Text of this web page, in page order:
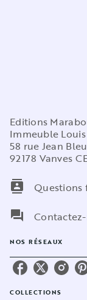
Editions
Immeuble
58 rue Jean
92178 Vanves
contacts
Questions
question_answer
NOS RÉSEAUX
COLLECTIONS